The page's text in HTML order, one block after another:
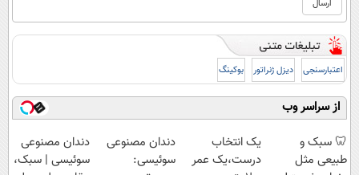
اعتبارسنجی دیزل ژنراتور بوکینگ
از سراسر وب
🦷 سبک و
طبیعی مثل
یک انتخاب
درست،یک عمر
دندان مصنوعی
سوئیسی:
دندان مصنوعی
سوئیسی | سبک،